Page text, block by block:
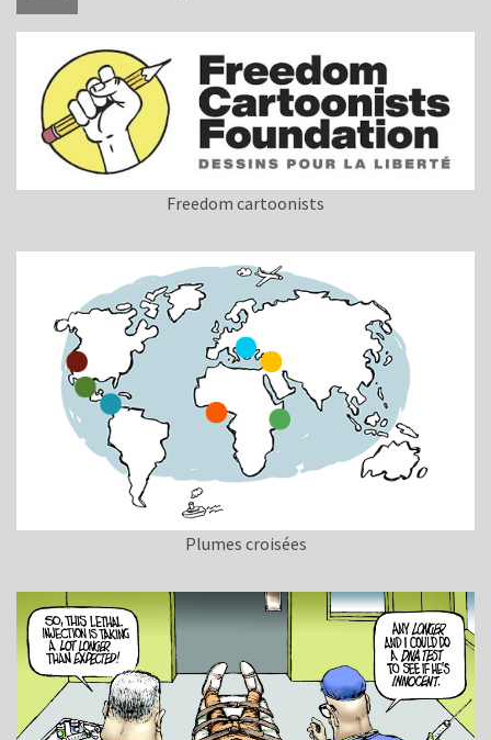
Freedom cartoonists
Plumes croisées